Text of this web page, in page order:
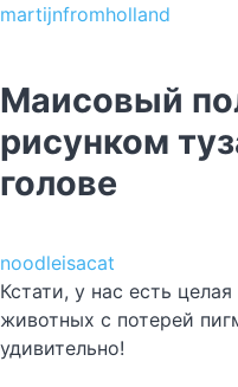
martijnfromholland
Маисовый
рисунком
голове
noodleisacat
Кстати, у нас есть целая
животных с потерей
удивительно!